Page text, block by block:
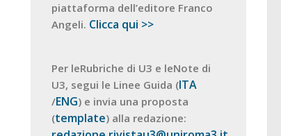
piattaforma dell’editore Franco
Angeli. Clicca qui >>
Per leRubriche di U3 e leNote di
U3, segui le Linee Guida (ITA
/ENG) e invia una proposta
(template) alla redazione: